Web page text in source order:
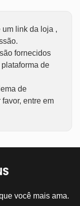
link da loja ,
fornecidos
de
de
entre em
você mais ama.